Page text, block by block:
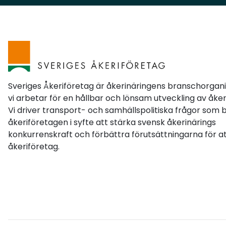
tjej och enbilsföretagare. Folk hajar till. Men det
relationer till kunderna. Det håller längre än
Kran & Transport AB. Foto: Privat. Love: Satsa
på kvalitet och hitta din nisch. Jag kör
drömekipaget och visar upp det på mässor
runt om i landet. När du gör något bra och blir
känd för det så kör ryktet igång, det är det
bästa du kan ha.Emil: Nätverka i branschen, det
är mitt allra bästa tips. Prata med folk, bygg
Sveriges Åkeriföretag är åkerinäringens
vi arbetar för en hållbar och lönsam utveckling av
Vi driver transport- och samhällspolitiska frågor som
åkeriföretagen i syfte att stärka svensk åkerinärings
konkurrenskraft och förbättra förutsättningarna för
åkeriföretag.